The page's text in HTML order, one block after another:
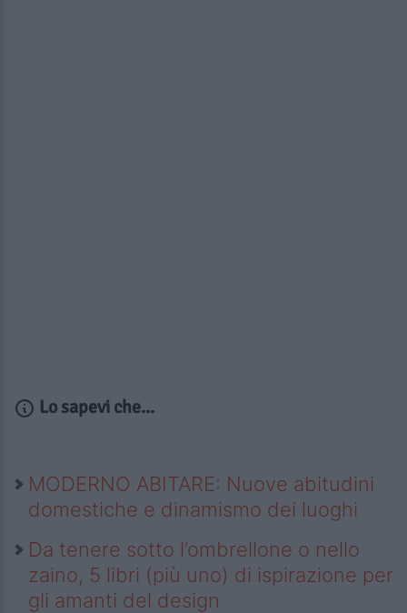
Lo sapevi che...
MODERNO ABITARE: Nuove abitudini
domestiche e dinamismo dei luoghi
Da tenere sotto l’ombrellone o nello
zaino, 5 libri (più uno) di ispirazione per
gli amanti del design